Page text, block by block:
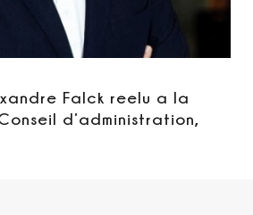
Falck reelu a la
d’administration,